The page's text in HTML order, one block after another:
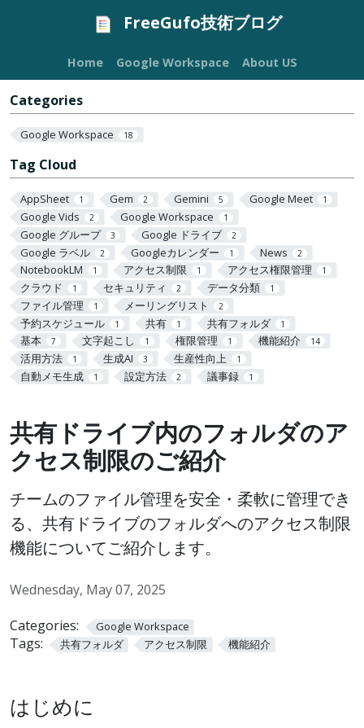
FreeGufo技術ブログ
Home Google Workspace About US
Categories
Google Workspace 18
Tag Cloud
AppSheet 1 Gem 2 Gemini 5 Google Meet 1
Google Vids 2 Google Workspace 1
Google グループ 3 Google ドライブ 2
Google ラベル 2 Googleカレンダー 1 News 2
NotebookLM 1 アクセス制限 1 アクセス権限管理 1
クラウド 1 セキュリティ 2 データ分類 1
ファイル管理 1 メーリングリスト 2
予約スケジュール 1 共有 1 共有フォルダ 1
基本 7 文字起こし 1 権限管理 1 機能紹介 14
活用方法 1 生成AI 3 生産性向上 1
自動メモ生成 1 設定方法 2 議事録 1
共有ドライブ内のフォルダのア
クセス制限のご紹介
チームのファイル管理を安全・柔軟に管理でき
る、共有ドライブのフォルダへのアクセス制限
機能についてご紹介します。
Wednesday, May 07, 2025
Categories:
Google Workspace
Tags: 共有フォルダ アクセス制限 機能紹介
はじめに